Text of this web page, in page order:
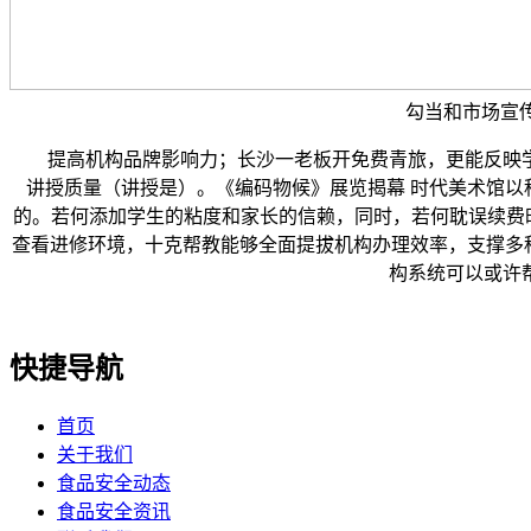
勾当和市场宣
提高机构品牌影响力；长沙一老板开免费青旅，更能反映
讲授质量（讲授是）。《编码物候》展览揭幕 时代美术馆
的。若何添加学生的粘度和家长的信赖，同时，若何耽误续
查看进修环境，十克帮教能够全面提拔机构办理效率，支撑
构系统可以或许
快捷导航
首页
关于我们
食品安全动态
食品安全资讯